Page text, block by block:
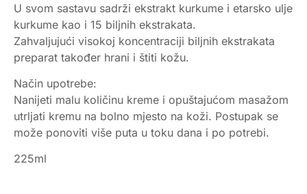
U svom sastavu sadrži ekstrakt kurkume i etarsko ulje
kurkume kao i 15 biljnih ekstrakata.
Zahvaljujući visokoj koncentraciji biljnih ekstrakata
preparat također hrani i štiti kožu.
Način upotrebe:
Nanijeti malu količinu kreme i opuštajućom masažom
utrljati kremu na bolno mjesto na koži. Postupak se
može ponoviti više puta u toku dana i po potrebi.
225ml